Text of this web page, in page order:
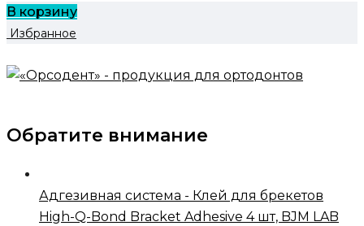
В корзину
Избранное
Обратите внимание
Адгезивная система - Клей для брекетов
High-Q-Bond Bracket Adhesive 4 шт, BJM LAB